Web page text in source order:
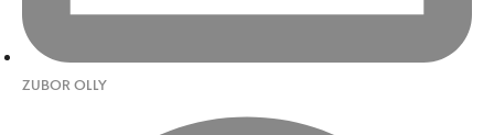
ZUBOR OLLY